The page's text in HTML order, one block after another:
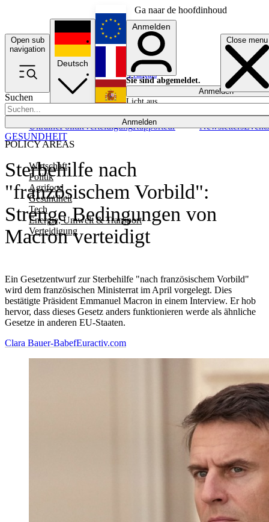
Ga naar de hoofdinhoud
Open sub
navigation
Close menu
Suchen
Anmelden
POLICY AREAS
Wirtschaft
Politik
Agrifood
Gesundheit
Tech
Energie, Umwelt & Transport
Verteidigung
UkrainePolitikVerteidigungRapporteur NewslettersEvents
Deutsch
English
Français
Anmelden
Sie sind abgemeldet.
Anmelden
Licht aus
Sterbehilfe nach
"französischem Vorbild":
Strenge Bedingungen von
Macron verteidigt
Ein Gesetzentwurf zur Sterbehilfe "nach französischem Vorbild"
wird dem französischen Ministerrat im April vorgelegt. Dies
bestätigte Präsident Emmanuel Macron in einem Interview. Er hob
hervor, dass dieses Gesetz anders funktionieren werde als ähnliche
Gesetze in anderen EU-Staaten.
GESUNDHEIT
Clara Bauer-BabefEuractiv.com